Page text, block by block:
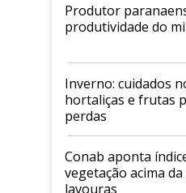
Produtor
produtividade do
Inverno: cuidados
hortaliças e frutas
perdas
Conab aponta
vegetação acima
lavouras